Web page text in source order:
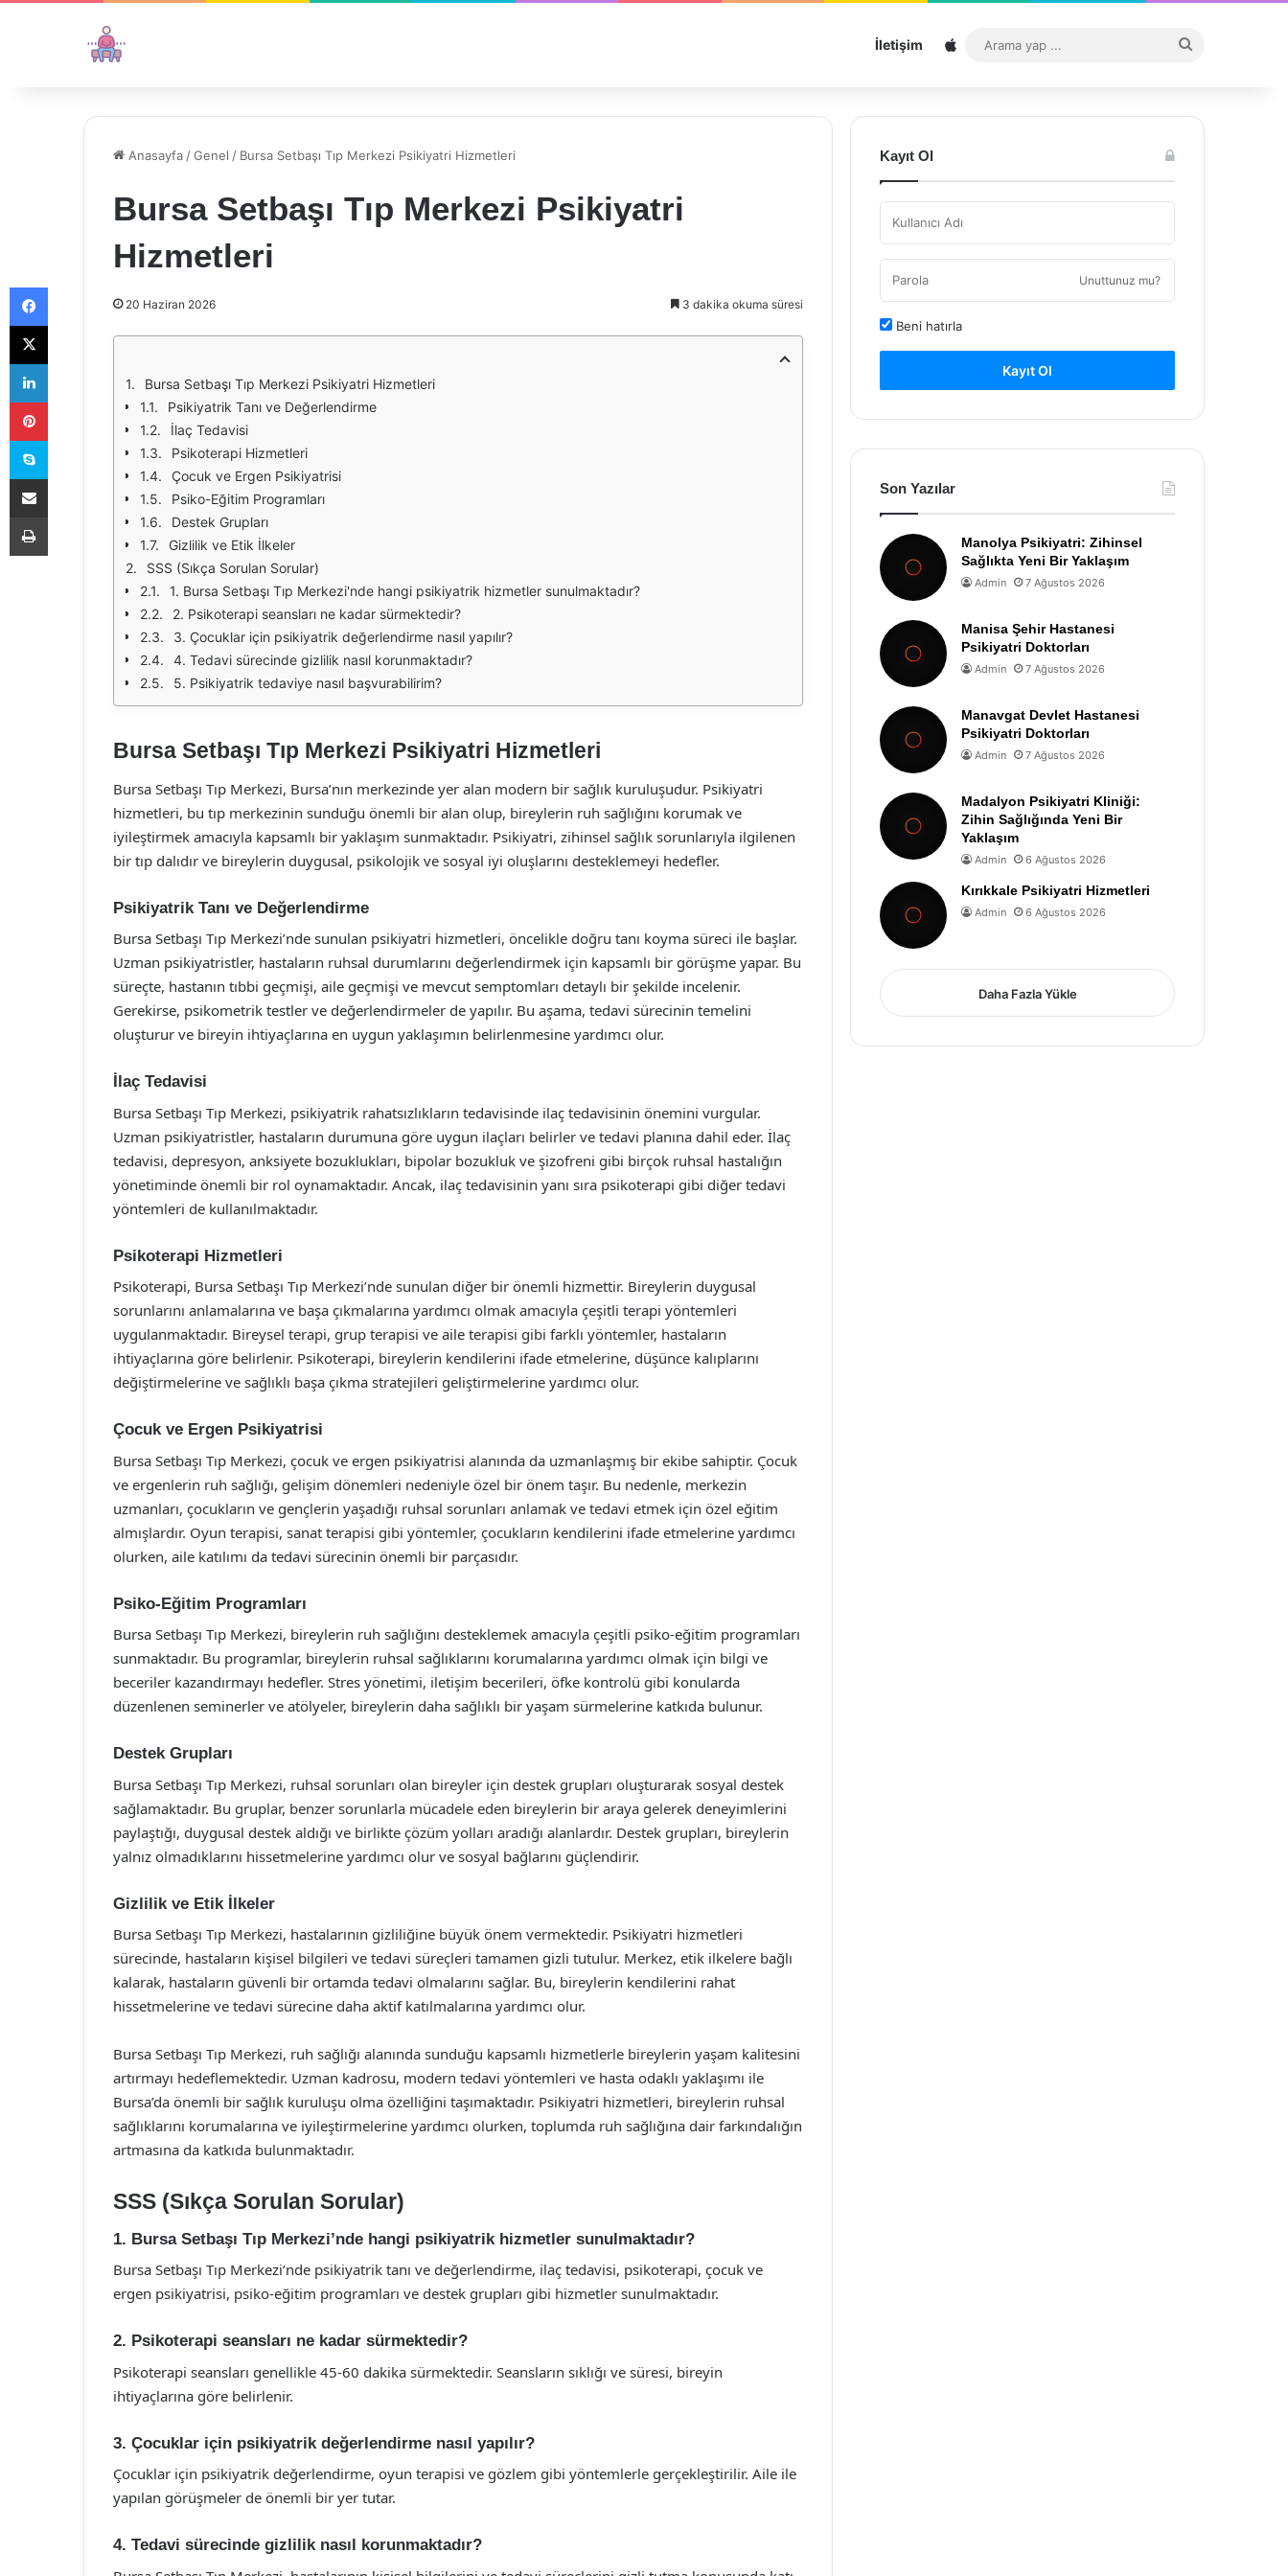
İletişim Sitemap
...
Anasayfa /Genel / Bursa Setbaşı Tıp Merkezi Psikiyatri Hizmetleri
Bursa Setbaşı Tıp Merkezi Psikiyatri
Hizmetleri
20 Haziran 2026 3 dakika okuma süresi
Bursa Setbaşı Tıp Merkezi Psikiyatri Hizmetleri
Psikiyatrik Tanı ve Değerlendirme
İlaç Tedavisi
Psikoterapi Hizmetleri
Çocuk ve Ergen Psikiyatrisi
Psiko-Eğitim Programları
Destek Grupları
Gizlilik ve Etik İlkeler
SSS (Sıkça Sorulan Sorular)
1. Bursa Setbaşı Tıp Merkezi'nde hangi psikiyatrik hizmetler sunulmaktadır?
2. Psikoterapi seansları ne kadar sürmektedir?
3. Çocuklar için psikiyatrik değerlendirme nasıl yapılır?
4. Tedavi sürecinde gizlilik nasıl korunmaktadır?
5. Psikiyatrik tedaviye nasıl başvurabilirim?
Bursa Setbaşı Tıp Merkezi Psikiyatri Hizmetleri
Bursa Setbaşı Tıp Merkezi, Bursa’nın merkezinde yer alan modern bir sağlık kuruluşudur. Psikiyatri
hizmetleri, bu tıp merkezinin sunduğu önemli bir alan olup, bireylerin ruh sağlığını korumak ve
iyileştirmek amacıyla kapsamlı bir yaklaşım sunmaktadır. Psikiyatri, zihinsel sağlık sorunlarıyla ilgilenen
bir tıp dalıdır ve bireylerin duygusal, psikolojik ve sosyal iyi oluşlarını desteklemeyi hedefler.
Psikiyatrik Tanı ve Değerlendirme
Bursa Setbaşı Tıp Merkezi’nde sunulan psikiyatri hizmetleri, öncelikle doğru tanı koyma süreci ile başlar.
Uzman psikiyatristler, hastaların ruhsal durumlarını değerlendirmek için kapsamlı bir görüşme yapar. Bu
süreçte, hastanın tıbbi geçmişi, aile geçmişi ve mevcut semptomları detaylı bir şekilde incelenir.
Gerekirse, psikometrik testler ve değerlendirmeler de yapılır. Bu aşama, tedavi sürecinin temelini
oluşturur ve bireyin ihtiyaçlarına en uygun yaklaşımın belirlenmesine yardımcı olur.
İlaç Tedavisi
Bursa Setbaşı Tıp Merkezi, psikiyatrik rahatsızlıkların tedavisinde ilaç tedavisinin önemini vurgular.
Uzman psikiyatristler, hastaların durumuna göre uygun ilaçları belirler ve tedavi planına dahil eder. İlaç
tedavisi, depresyon, anksiyete bozuklukları, bipolar bozukluk ve şizofreni gibi birçok ruhsal hastalığın
yönetiminde önemli bir rol oynamaktadır. Ancak, ilaç tedavisinin yanı sıra psikoterapi gibi diğer tedavi
yöntemleri de kullanılmaktadır.
Psikoterapi Hizmetleri
Psikoterapi, Bursa Setbaşı Tıp Merkezi’nde sunulan diğer bir önemli hizmettir. Bireylerin duygusal
sorunlarını anlamalarına ve başa çıkmalarına yardımcı olmak amacıyla çeşitli terapi yöntemleri
uygulanmaktadır. Bireysel terapi, grup terapisi ve aile terapisi gibi farklı yöntemler, hastaların
ihtiyaçlarına göre belirlenir. Psikoterapi, bireylerin kendilerini ifade etmelerine, düşünce kalıplarını
değiştirmelerine ve sağlıklı başa çıkma stratejileri geliştirmelerine yardımcı olur.
Çocuk ve Ergen Psikiyatrisi
Bursa Setbaşı Tıp Merkezi, çocuk ve ergen psikiyatrisi alanında da uzmanlaşmış bir ekibe sahiptir. Çocuk
ve ergenlerin ruh sağlığı, gelişim dönemleri nedeniyle özel bir önem taşır. Bu nedenle, merkezin
uzmanları, çocukların ve gençlerin yaşadığı ruhsal sorunları anlamak ve tedavi etmek için özel eğitim
almışlardır. Oyun terapisi, sanat terapisi gibi yöntemler, çocukların kendilerini ifade etmelerine yardımcı
olurken, aile katılımı da tedavi sürecinin önemli bir parçasıdır.
Psiko-Eğitim Programları
Bursa Setbaşı Tıp Merkezi, bireylerin ruh sağlığını desteklemek amacıyla çeşitli psiko-eğitim programları
sunmaktadır. Bu programlar, bireylerin ruhsal sağlıklarını korumalarına yardımcı olmak için bilgi ve
beceriler kazandırmayı hedefler. Stres yönetimi, iletişim becerileri, öfke kontrolü gibi konularda
düzenlenen seminerler ve atölyeler, bireylerin daha sağlıklı bir yaşam sürmelerine katkıda bulunur.
Destek Grupları
Bursa Setbaşı Tıp Merkezi, ruhsal sorunları olan bireyler için destek grupları oluşturarak sosyal destek
sağlamaktadır. Bu gruplar, benzer sorunlarla mücadele eden bireylerin bir araya gelerek deneyimlerini
paylaştığı, duygusal destek aldığı ve birlikte çözüm yolları aradığı alanlardır. Destek grupları, bireylerin
yalnız olmadıklarını hissetmelerine yardımcı olur ve sosyal bağlarını güçlendirir.
Gizlilik ve Etik İlkeler
Bursa Setbaşı Tıp Merkezi, hastalarının gizliliğine büyük önem vermektedir. Psikiyatri hizmetleri
sürecinde, hastaların kişisel bilgileri ve tedavi süreçleri tamamen gizli tutulur. Merkez, etik ilkelere bağlı
kalarak, hastaların güvenli bir ortamda tedavi olmalarını sağlar. Bu, bireylerin kendilerini rahat
hissetmelerine ve tedavi sürecine daha aktif katılmalarına yardımcı olur.
Bursa Setbaşı Tıp Merkezi, ruh sağlığı alanında sunduğu kapsamlı hizmetlerle bireylerin yaşam kalitesini
artırmayı hedeflemektedir. Uzman kadrosu, modern tedavi yöntemleri ve hasta odaklı yaklaşımı ile
Bursa’da önemli bir sağlık kuruluşu olma özelliğini taşımaktadır. Psikiyatri hizmetleri, bireylerin ruhsal
sağlıklarını korumalarına ve iyileştirmelerine yardımcı olurken, toplumda ruh sağlığına dair farkındalığın
artmasına da katkıda bulunmaktadır.
SSS (Sıkça Sorulan Sorular)
1. Bursa Setbaşı Tıp Merkezi’nde hangi psikiyatrik hizmetler sunulmaktadır?
Bursa Setbaşı Tıp Merkezi’nde psikiyatrik tanı ve değerlendirme, ilaç tedavisi, psikoterapi, çocuk ve
ergen psikiyatrisi, psiko-eğitim programları ve destek grupları gibi hizmetler sunulmaktadır.
2. Psikoterapi seansları ne kadar sürmektedir?
Psikoterapi seansları genellikle 45-60 dakika sürmektedir. Seansların sıklığı ve süresi, bireyin
ihtiyaçlarına göre belirlenir.
3. Çocuklar için psikiyatrik değerlendirme nasıl yapılır?
Çocuklar için psikiyatrik değerlendirme, oyun terapisi ve gözlem gibi yöntemlerle gerçekleştirilir. Aile ile
yapılan görüşmeler de önemli bir yer tutar.
4. Tedavi sürecinde gizlilik nasıl korunmaktadır?
Kayıt Ol
Unuttunuz mu?
Beni hatırla
Kayıt Ol
Son Yazılar
Manolya Psikiyatri: Zihinsel
Sağlıkta Yeni Bir Yaklaşım
Admin 7 Ağustos 2026
Manisa Şehir Hastanesi
Psikiyatri Doktorları
Admin 7 Ağustos 2026
Manavgat Devlet Hastanesi
Psikiyatri Doktorları
Admin 7 Ağustos 2026
Madalyon Psikiyatri Kliniği:
Zihin Sağlığında Yeni Bir
Yaklaşım
Admin 6 Ağustos 2026
Kırıkkale Psikiyatri Hizmetleri
Admin 6 Ağustos 2026
Daha Fazla Yükle
Facebook
X
LinkedIn
Pinterest
Skype
E-Posta ile paylaş